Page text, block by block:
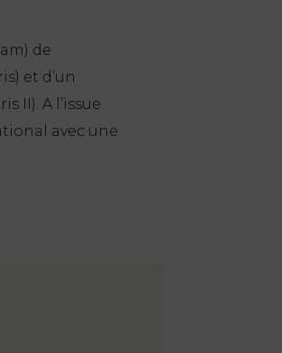
de
et d’un
II). A l’issue
avec une